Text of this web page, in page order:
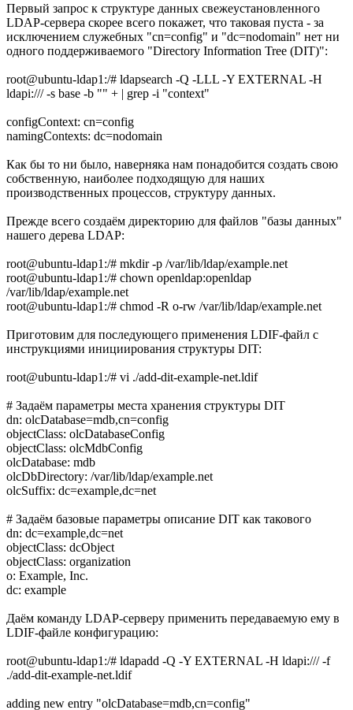
Первый запрос к структуре данных свежеустановленного
LDAP-сервера скорее всего покажет, что таковая пуста - за
исключением служебных "cn=config" и "dc=nodomain" нет ни
одного поддерживаемого "Directory Information Tree (DIT)":
root@ubuntu-ldap1:/# ldapsearch -Q -LLL -Y EXTERNAL -H
ldapi:/// -s base -b "" + | grep -i "context"
configContext: cn=config
namingContexts: dc=nodomain
Как бы то ни было, наверняка нам понадобится создать свою
собственную, наиболее подходящую для наших
производственных процессов, структуру данных.
Прежде всего создаём директорию для файлов "базы данных"
нашего дерева LDAP:
root@ubuntu-ldap1:/# mkdir -p /var/lib/ldap/example.net
root@ubuntu-ldap1:/# chown openldap:openldap
/var/lib/ldap/example.net
root@ubuntu-ldap1:/# chmod -R o-rw /var/lib/ldap/example.net
Приготовим для последующего применения LDIF-файл с
инструкциями инициирования структуры DIT:
root@ubuntu-ldap1:/# vi ./add-dit-example-net.ldif
# Задаём параметры места хранения структуры DIT
dn: olcDatabase=mdb,cn=config
objectClass: olcDatabaseConfig
objectClass: olcMdbConfig
olcDatabase: mdb
olcDbDirectory: /var/lib/ldap/example.net
olcSuffix: dc=example,dc=net
# Задаём базовые параметры описание DIT как такового
dn: dc=example,dc=net
objectClass: dcObject
objectClass: organization
o: Example, Inc.
dc: example
Даём команду LDAP-серверу применить передаваемую ему в
LDIF-файле конфигурацию:
root@ubuntu-ldap1:/# ldapadd -Q -Y EXTERNAL -H ldapi:/// -f
./add-dit-example-net.ldif
adding new entry "olcDatabase=mdb,cn=config"